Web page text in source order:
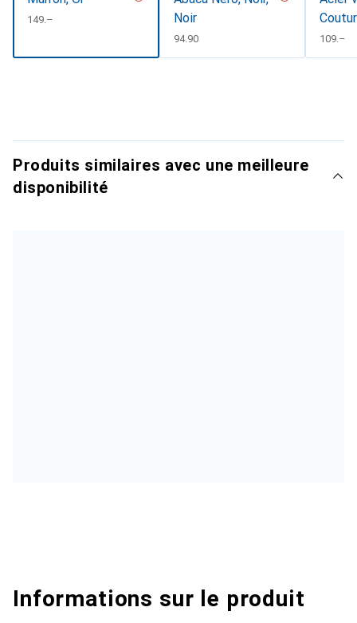
CHF
149.–
Noir
CHF
94.90 CHF
109.–
Produits similaires avec une meilleure
disponibilité
Informations sur le produit